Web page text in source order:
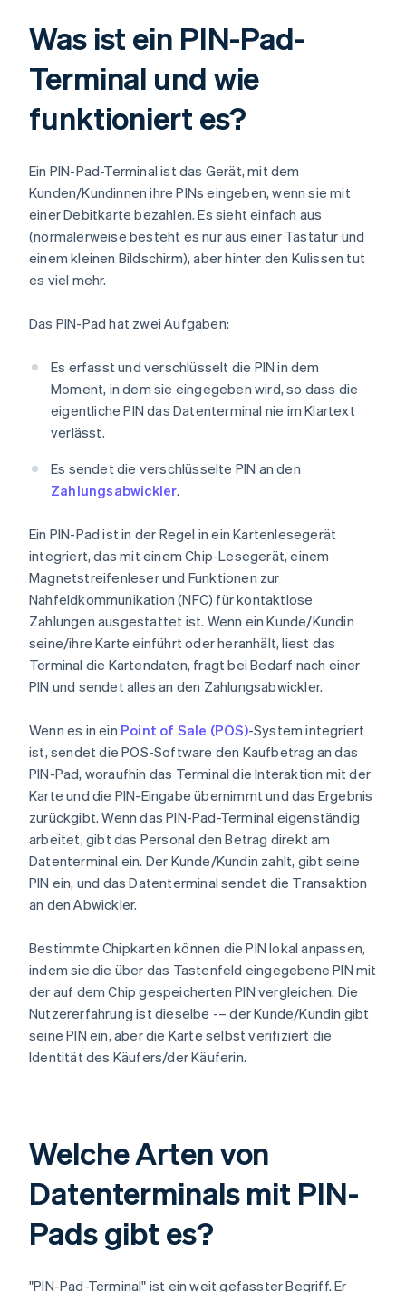
Was ist ein PIN-Pad-
Terminal und wie
funktioniert es?
Ein PIN-Pad-Terminal ist das Gerät, mit dem
Kunden/Kundinnen ihre PINs eingeben, wenn sie mit
einer Debitkarte bezahlen. Es sieht einfach aus
(normalerweise besteht es nur aus einer Tastatur und
einem kleinen Bildschirm), aber hinter den Kulissen tut
es viel mehr.
Das PIN-Pad hat zwei Aufgaben:
Es erfasst und verschlüsselt die PIN in dem
Moment, in dem sie eingegeben wird, so dass die
eigentliche PIN das Datenterminal nie im Klartext
verlässt.
Es sendet die verschlüsselte PIN an den
Zahlungsabwickler.
Ein PIN-Pad ist in der Regel in ein Kartenlesegerät
integriert, das mit einem Chip-Lesegerät, einem
Magnetstreifenleser und Funktionen zur
Nahfeldkommunikation (NFC) für kontaktlose
Zahlungen ausgestattet ist. Wenn ein Kunde/Kundin
seine/ihre Karte einführt oder heranhält, liest das
Terminal die Kartendaten, fragt bei Bedarf nach einer
PIN und sendet alles an den Zahlungsabwickler.
Wenn es in ein Point of Sale (POS)-System integriert
ist, sendet die POS-Software den Kaufbetrag an das
PIN-Pad, woraufhin das Terminal die Interaktion mit der
Karte und die PIN-Eingabe übernimmt und das Ergebnis
zurückgibt. Wenn das PIN-Pad-Terminal eigenständig
arbeitet, gibt das Personal den Betrag direkt am
Datenterminal ein. Der Kunde/Kundin zahlt, gibt seine
PIN ein, und das Datenterminal sendet die Transaktion
an den Abwickler.
Bestimmte Chipkarten können die PIN lokal anpassen,
indem sie die über das Tastenfeld eingegebene PIN mit
der auf dem Chip gespeicherten PIN vergleichen. Die
Nutzererfahrung ist dieselbe -– der Kunde/Kundin gibt
seine PIN ein, aber die Karte selbst verifiziert die
Identität des Käufers/der Käuferin.
Welche Arten von
Datenterminals mit PIN-
Pads gibt es?
"PIN-Pad-Terminal" ist ein weit gefasster Begriff. Er